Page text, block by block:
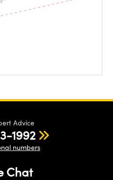
Advice
1992
numbers
Chat